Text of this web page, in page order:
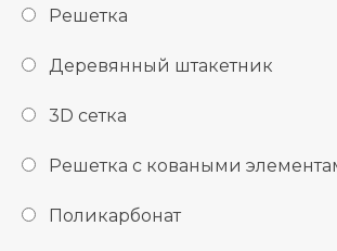
Решетка
Деревянный штакетник
3D сетка
Решетка с коваными
Поликарбонат